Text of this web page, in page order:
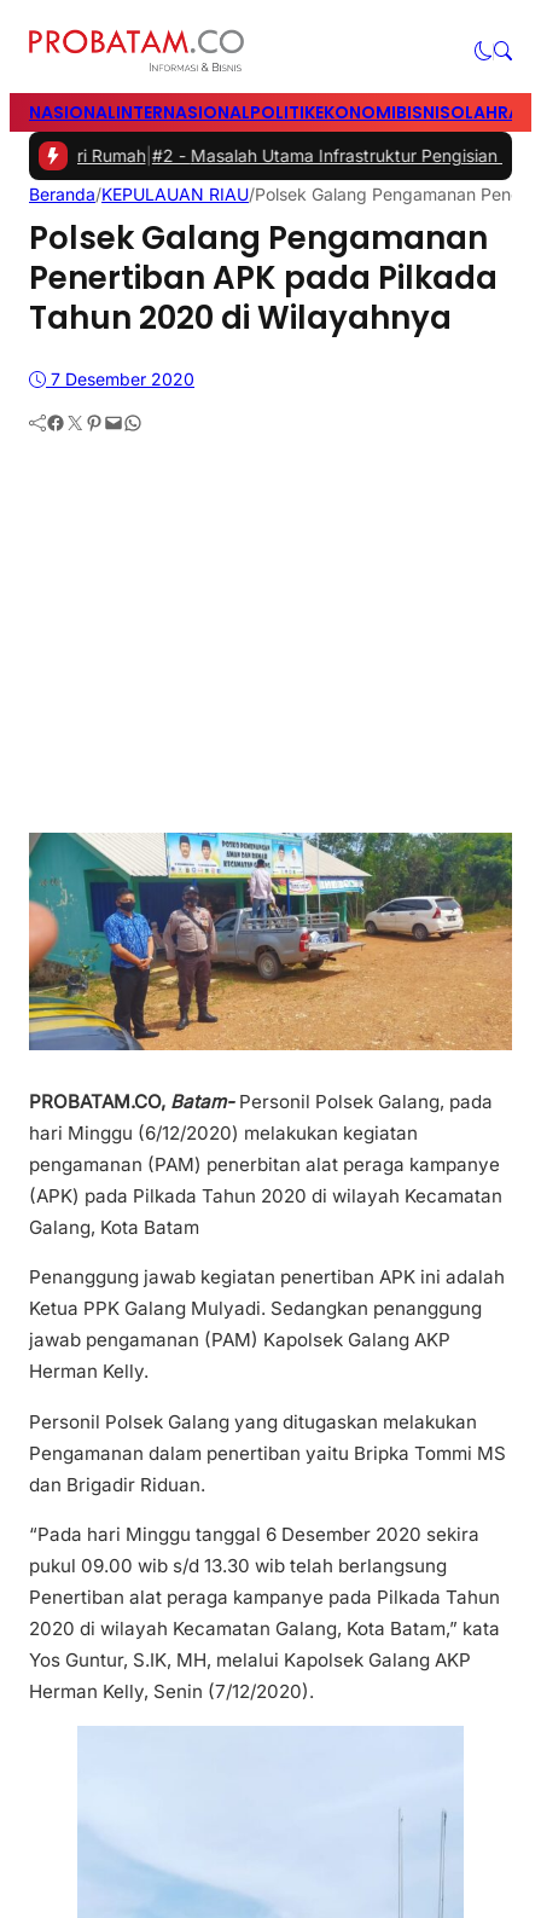
NASIONALINTERNASIONALPOLITIKEKONOMIBISNIS
|#2 - Masalah Utama Infrastruktur Pengisian Daya untuk
Beranda/KEPULAUAN RIAU/Polsek Galang Pengamanan
Polsek Galang Pengamanan
Penertiban APK pada Pilkada
Tahun 2020 di Wilayahnya
7 Desember 2020
Facebook Twitter Pinterest Mail WhatsApp
PROBATAM.CO, Batam-Personil Polsek Galang, pada
hari Minggu (6/12/2020) melakukan kegiatan
pengamanan (PAM) penerbitan alat peraga kampanye
(APK) pada Pilkada Tahun 2020 di wilayah Kecamatan
Galang, Kota Batam
Penanggung jawab kegiatan penertiban APK ini adalah
Ketua PPK Galang Mulyadi. Sedangkan penanggung
jawab pengamanan (PAM) Kapolsek Galang AKP
Herman Kelly.
Personil Polsek Galang yang ditugaskan melakukan
Pengamanan dalam penertiban yaitu Bripka Tommi MS
dan Brigadir Riduan.
“Pada hari Minggu tanggal 6 Desember 2020 sekira
pukul 09.00 wib s/d 13.30 wib telah berlangsung
Penertiban alat peraga kampanye pada Pilkada Tahun
2020 di wilayah Kecamatan Galang, Kota Batam,” kata
Yos Guntur, S.IK, MH, melalui Kapolsek Galang AKP
Herman Kelly, Senin (7/12/2020).